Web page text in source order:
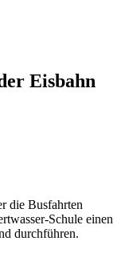
Eisbahn
die Busfahrten
Schule einen
durchführen.